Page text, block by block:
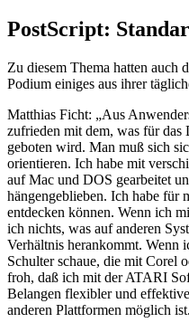
PostScript:
Zu diesem Thema hatten auch
Podium einiges aus ihrer
Matthias Ficht: „Aus
zufrieden mit dem, was für
geboten wird. Man muß sich
orientieren. Ich habe mit
auf Mac und DOS gearbeitet
hängengeblieben. Ich habe für
entdecken können. Wenn ich
ich nichts, was auf anderen
Verhältnis herankommt. Wenn
Schulter schaue, die mit Corel
froh, daß ich mit der ATARI
Belangen flexibler und
anderen Plattformen möglich